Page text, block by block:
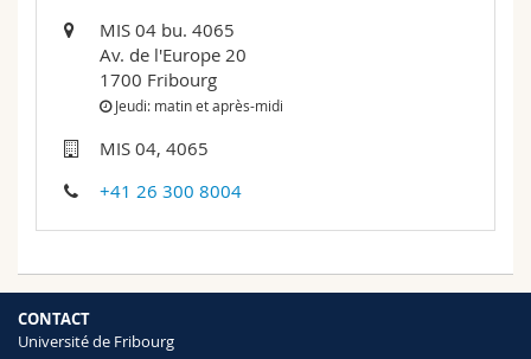
MIS 04 bu. 4065
Av. de l'Europe 20
1700 Fribourg
Jeudi: matin et après-midi
MIS 04, 4065
+41 26 300 8004
CONTACT
Université de Fribourg